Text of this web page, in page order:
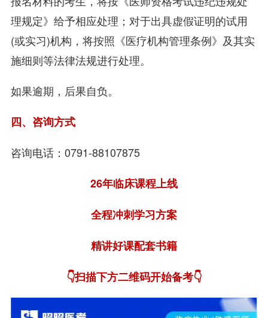
理规定》给予相应处理；对于出具虚假证明的试用
(或实习)机构，将按照《医疗机构管理条例》及其实
施细则等法律法规进行处理。
如果逾期，后果自负。
四、咨询方式
咨询电话：0791-88107875
26年临床课程上线
全程冲刺学习方案
精讲好课配套书籍
👇扫描下方二维码开始备考👇